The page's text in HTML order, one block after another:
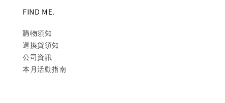
FIND ME.
購物須知
退換貨須知
公司資訊
本月活動指南